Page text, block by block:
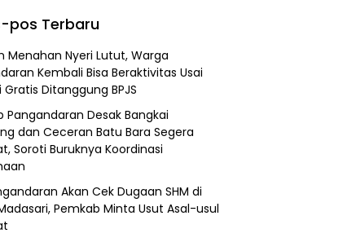
pos Terbaru
Menahan Nyeri Lutut, Warga
Kembali Bisa Beraktivitas Usai
Gratis Ditanggung BPJS
Pangandaran Desak Bangkai
dan Ceceran Batu Bara Segera
Soroti Buruknya Koordinasi
Akan Cek Dugaan SHM di
Pemkab Minta Usut Asal-usul